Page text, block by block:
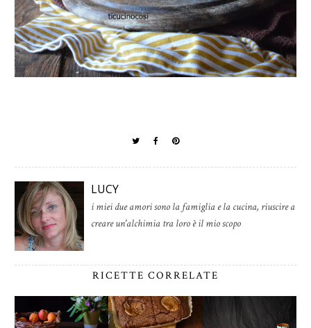
LUCY
i miei due amori sono la famiglia e la cucina, riuscire a
creare un'alchimia tra loro è il mio scopo
RICETTE CORRELATE